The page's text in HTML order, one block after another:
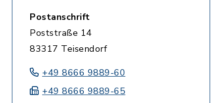
Postanschrift
Poststraße 14
83317 Teisendorf
+49 8666 9889-60
+49 8666 9889-65